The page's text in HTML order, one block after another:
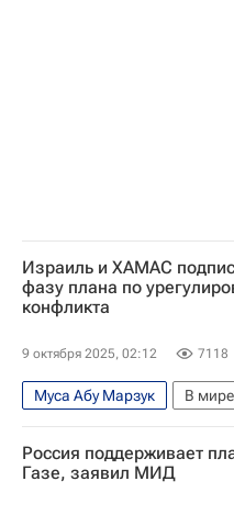
Израиль и ХАМАС
фазу плана по
конфликта
9 октября 2025, 02:12 7118
Муса Абу Марзук В мире
США
Катар
Биньямин Нетаньяху
Обострение палестино-
Россия поддерживает
Газе, заявил МИД